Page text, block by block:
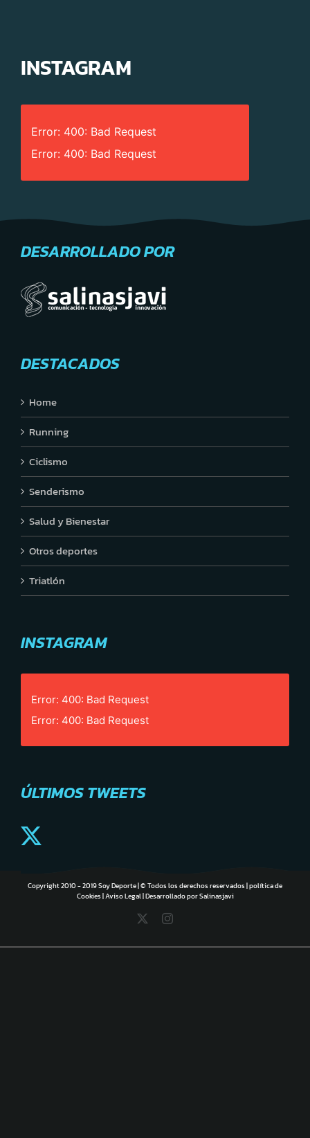
INSTAGRAM
Error: 400: Bad Request
Error: 400: Bad Request
DESARROLLADO POR
DESTACADOS
Home
Running
Ciclismo
Senderismo
Salud y Bienestar
Otros deportes
Triatlón
INSTAGRAM
Error: 400: Bad Request
Error: 400: Bad Request
ÚLTIMOS TWEETS
Copyright 2010 - 2019 Soy Deporte | © Todos los derechos reservados |política de
Cookies|Aviso Legal| Desarrollado porSalinasjavi
Instagram